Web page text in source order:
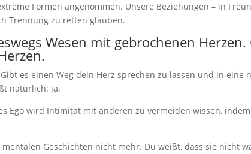
Formen angenommen. Unsere Beziehungen – in
Trennung zu retten glauben.
Wesen mit gebrochenen
es einen Weg dein Herz sprechen zu lassen und in
natürlich: ja.
Ego wird Intimität mit anderen zu vermeiden wissen,
Geschichten nicht mehr. Du weißt, dass sie nicht